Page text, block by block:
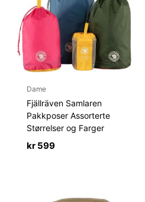
Dame
Fjällräven Samlaren
Pakkposer Assorterte
Størrelser og Farger
kr 599